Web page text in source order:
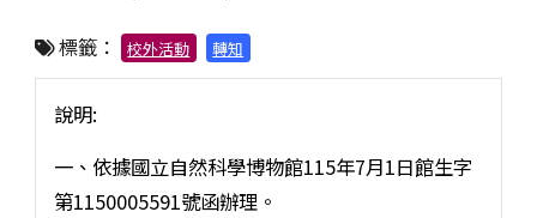
標籤： 校外活動 轉知
說明:
一、依據國立自然科學博物館115年7月1日館生字
第1150005591號函辦理。